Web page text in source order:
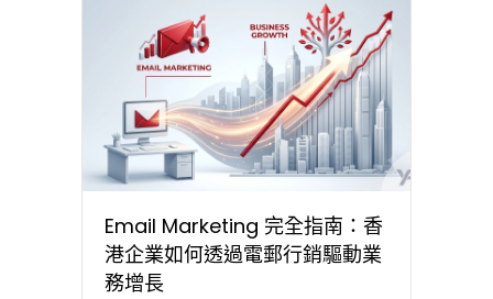
Email Marketing 完全指南：香
港企業如何透過電郵行銷驅動業
務增長